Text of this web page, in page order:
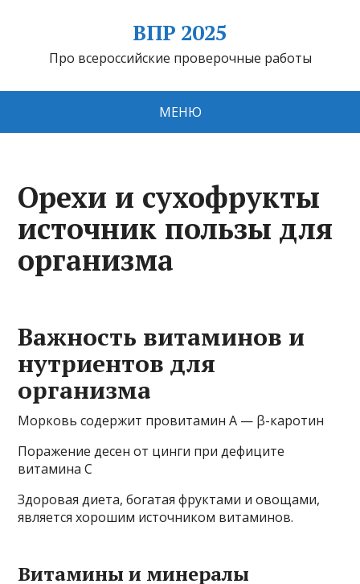
ВПР 2025
Про всероссийские проверочные работы
МЕНЮ
Орехи и сухофрукты
источник пользы для
организма
Важность витаминов и
нутриентов для
организма
Морковь содержит провитамин A — β-каротин
Поражение десен от цинги при дефиците
витамина C
Здоровая диета, богатая фруктами и овощами,
является хорошим источником витаминов.
Витамины и минералы